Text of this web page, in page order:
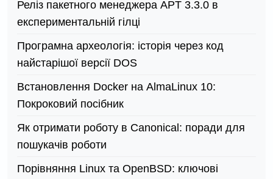
Реліз пакетного менеджера APT 3.3.0 в
експериментальній гілці
Програмна археологія: історія через код
найстарішої версії DOS
Встановлення Docker на AlmaLinux 10:
Покроковий посібник
Як отримати роботу в Canonical: поради для
пошукачів роботи
Порівняння Linux та OpenBSD: ключові